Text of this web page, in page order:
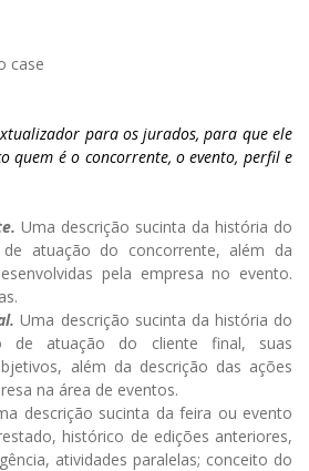
case
para os jurados, para que ele
quem é o concorrente, o evento, perfil e
Uma descrição sucinta da história do
de atuação do concorrente, além da
pela empresa no evento.
Uma descrição sucinta da história do
de atuação do cliente final, suas
além da descrição das ações
na área de eventos.
descrição sucinta da feira ou evento
histórico de edições anteriores,
atividades paralelas; conceito do